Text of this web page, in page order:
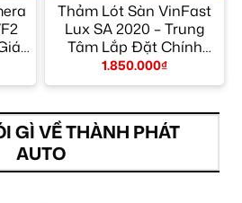
Thảm Lót Sàn VinFast
Lux SA 2020 – Trung
Tâm Lắp Đặt Chính
Hãng TPHCM
1.850.000₫
GÌ VỀ THÀNH PHÁT
AUTO